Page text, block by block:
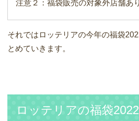
注意２：福袋販売の対象外店舗あり
それではロッテリアの今年の福袋
とめていきます。
ロッテリアの福袋